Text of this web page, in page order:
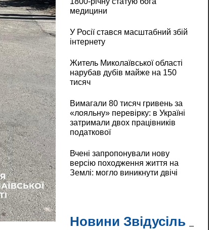
медицини
У Росії стався масштабний збій
інтернету
Житель Миколаївської області
нарубав дубів майже на 150
тисяч
Вимагали 80 тисяч гривень за
«лояльну» перевірку: в Україні
затримали двох працівників
податкової
Вчені запропонували нову
версію походження життя на
Землі: могло виникнути двічі
Новини Звідусіль